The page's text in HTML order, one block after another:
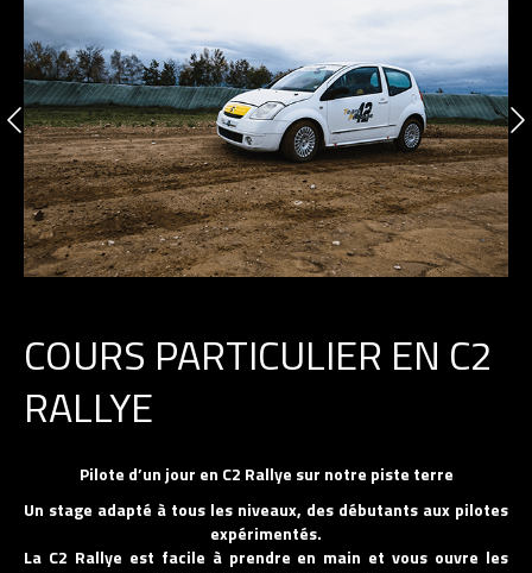
COURS PARTICULIER EN C2
RALLYE
Pilote d’un jour en C2 Rallye sur notre piste terre
Un stage adapté à tous les niveaux, des débutants aux pilotes
expérimentés.
La C2 Rallye est facile à prendre en main et vous ouvre les